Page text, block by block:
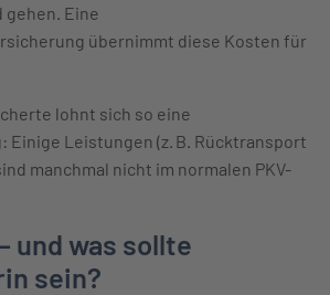
gehen. Eine
übernimmt diese Kosten für
lohnt sich so eine
Einige Leistungen (z. B. Rücktransport
manchmal nicht im normalen PKV-
und was sollte
sein?